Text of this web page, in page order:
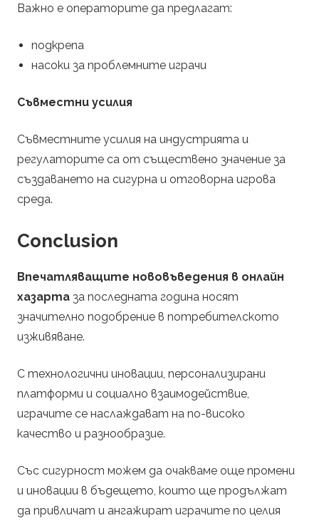
Важно е операторите да предлагат:
подкрепа
насоки за проблемните играчи
Съвместни усилия
Съвместните усилия на индустрията и
регулаторите са от съществено значение за
създаването на сигурна и отговорна игрова
среда.
Conclusion
Впечатляващите нововъведения в онлайн
хазарта за последната година носят
значително подобрение в потребителското
изживяване.
С технологични иновации, персонализирани
платформи и социално взаимодействие,
играчите се наслаждават на по-високо
качество и разнообразие.
Със сигурност можем да очакваме още промени
и иновации в бъдещето, които ще продължат
да привличат и ангажират играчите по целия